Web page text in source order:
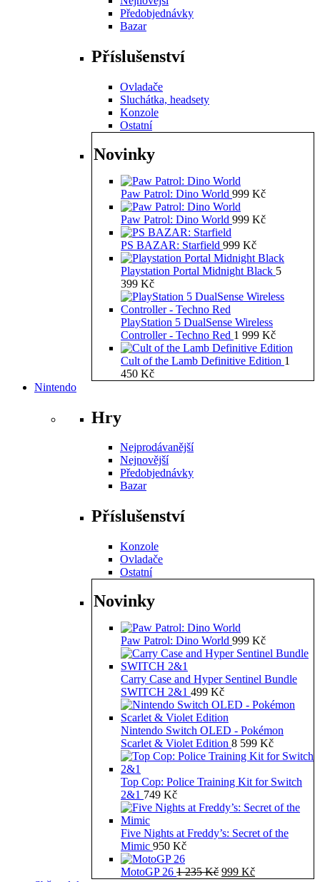
Předobjednávky
Bazar
Příslušenství
Ovladače
Sluchátka, headsety
Konzole
Ostatní
Novinky
Paw Patrol: Dino World 999 Kč
Paw Patrol: Dino World 999 Kč
PS BAZAR: Starfield 999 Kč
Playstation Portal Midnight Black 5
399 Kč
PlayStation 5 DualSense Wireless
Controller - Techno Red 1 999 Kč
Cult of the Lamb Definitive Edition 1
450 Kč
Nintendo
Hry
Nejprodávanější
Nejnovější
Předobjednávky
Bazar
Příslušenství
Konzole
Ovladače
Ostatní
Novinky
Paw Patrol: Dino World 999 Kč
Carry Case and Hyper Sentinel Bundle
SWITCH 2&1 499 Kč
Nintendo Switch OLED - Pokémon
Scarlet & Violet Edition 8 599 Kč
Top Cop: Police Training Kit for Switch
2&1 749 Kč
Five Nights at Freddy’s: Secret of the
Mimic 950 Kč
MotoGP 26 1 235Kč Původní
999 KčAktuální